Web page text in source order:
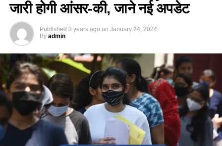
जारी होगी आंसर-की, जाने नई अपडेट
Published 3 years ago on January 24, 2024
By admin